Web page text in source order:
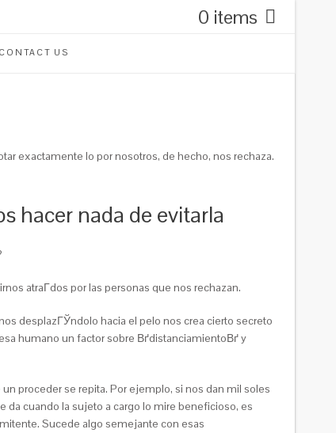
0 items
CONTACT US
exactamente lo por nosotros, de hecho, nos rechaza.
hacer nada de evitarla
atraГ­dos por las personas que nos rechazan.
desplazГЎndolo hacia el pelo nos crea cierto secreto
humano un factor sobre ВґdistanciamientoВґ y
proceder se repita. Por ejemplo, si nos dan mil soles
cuando la sujeto a cargo lo mire beneficioso, es
Sucede algo semejante con esas